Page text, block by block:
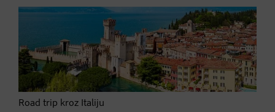
Road trip kroz Italiju